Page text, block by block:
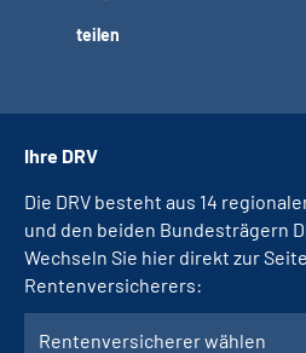
teilen
Ihre DRV
Die DRV besteht aus 14
und den beiden Bundesträgern
Wechseln Sie hier direkt zur
Rentenversicherers:
Rentenversicherer wählen